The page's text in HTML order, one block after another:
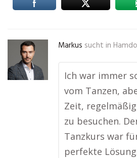
Markus sucht in
Ich war immer
vom Tanzen,
Zeit,
zu besuchen.
Tanzkurs war
perfekte